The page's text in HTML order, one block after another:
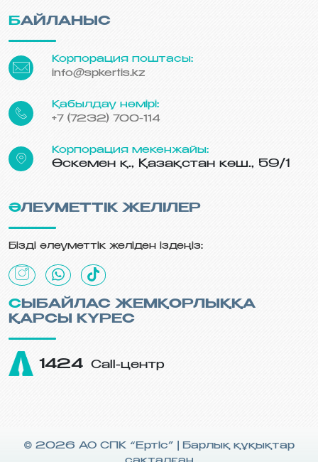
БАЙЛАНЫС
Корпорация поштасы:
info@spkertis.kz
Қабылдау нөмірі:
+7 (7232) 700-114
Корпорация мекенжайы:
Өскемен қ., Қазақстан көш., 59/1
ӘЛЕУМЕТТІК ЖЕЛІЛЕР
Бізді әлеуметтік желіден іздеңіз:
СЫБАЙЛАС ЖЕМҚОРЛЫҚҚА
ҚАРСЫ КҮРЕС
1424 Call-центр
© 2026 АО СПК “Ертiс” | Барлық құқықтар